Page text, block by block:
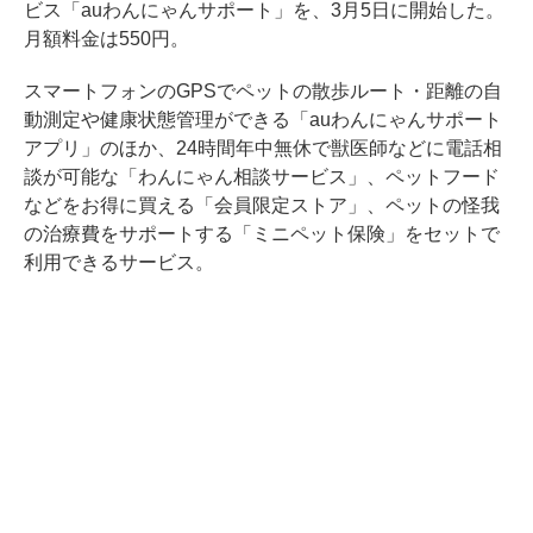
ビス「auわんにゃんサポート」を、3月5日に開始した。
月額料金は550円。
スマートフォンのGPSでペットの散歩ルート・距離の自
動測定や健康状態管理ができる「auわんにゃんサポート
アプリ」のほか、24時間年中無休で獣医師などに電話相
談が可能な「わんにゃん相談サービス」、ペットフード
などをお得に買える「会員限定ストア」、ペットの怪我
の治療費をサポートする「ミニペット保険」をセットで
利用できるサービス。